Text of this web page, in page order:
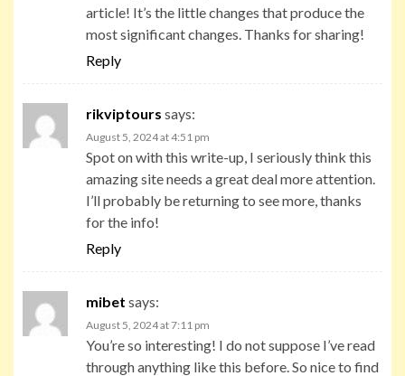
article! It’s the little changes that produce the
most significant changes. Thanks for sharing!
Reply
rikviptours says:
August 5, 2024 at 4:51 pm
Spot on with this write-up, I seriously think this
amazing site needs a great deal more attention.
I’ll probably be returning to see more, thanks
for the info!
Reply
mibet says:
August 5, 2024 at 7:11 pm
You’re so interesting! I do not suppose I’ve read
through anything like this before. So nice to find